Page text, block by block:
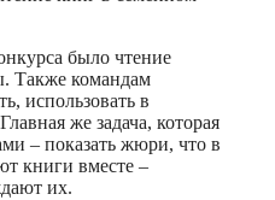
было чтение
Также командам
использовать в
же задача, которая
– показать жюри, что в
книги вместе –
их.